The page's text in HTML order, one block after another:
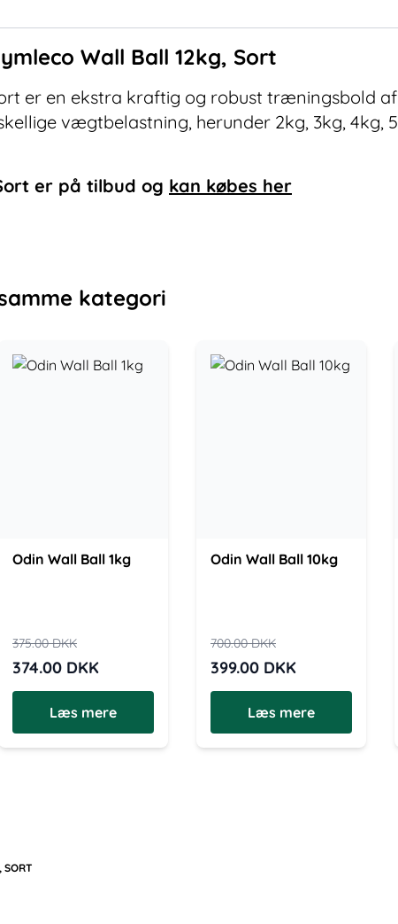
Wall Ball 12kg, Sort
er en ekstra kraftig og robust træningsbold
vægtbelastning, herunder 2kg, 3kg, 4kg,
er på tilbud og kan købes her
kategori
Odin Wall Ball 1kg
375.00DKK
374.00 DKK
Læs mere
Odin Wall Ball 10kg
700.00DKK
399.00 DKK
Læs mere
SORT